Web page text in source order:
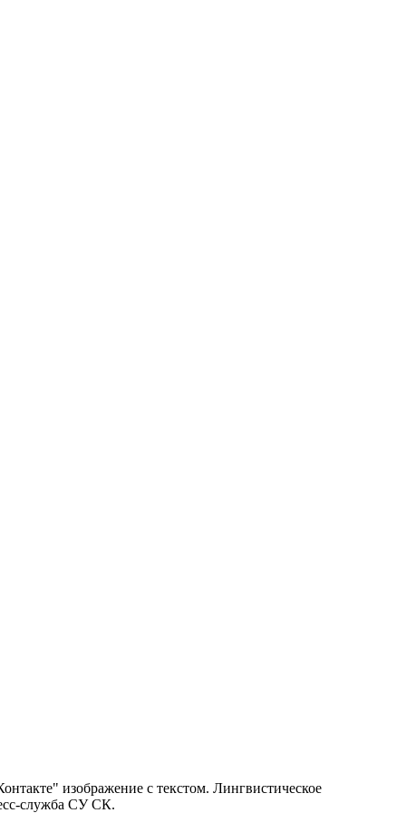
изображение с текстом. Лингвистическое
служба СУ СК.